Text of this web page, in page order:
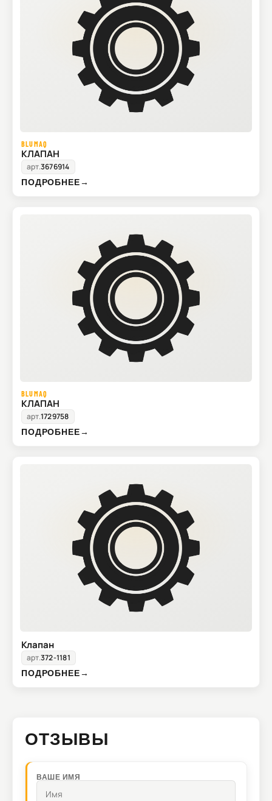
BLUMAQ
КЛАПАН
арт.3676914
ПОДРОБНЕЕ→
BLUMAQ
КЛАПАН
арт.1729758
ПОДРОБНЕЕ→
Клапан
арт.372-1181
ПОДРОБНЕЕ→
ОТЗЫВЫ
ВАШЕ ИМЯ